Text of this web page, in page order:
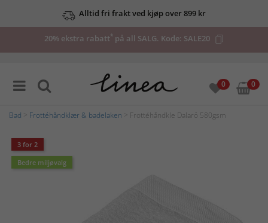
Alltid fri frakt ved kjøp over 899 kr
20% ekstra rabatt* på all SALG. Kode: SALE20
0 0
Bad Frottéhåndklær & badelaken > Frottéhåndkle Dalarö 580gsm
3 for 2
Bedre miljøvalg